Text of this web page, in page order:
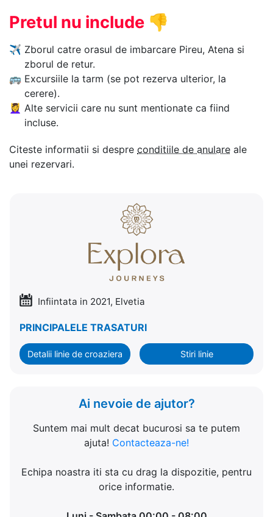
Pretul nu include 👎
✈ Zborul catre orasul de imbarcare Pireu, Atena si
zborul de retur.
🚌 Excursiile la tarm (se pot rezerva ulterior, la
cerere).
💆‍♀️ Alte servicii care nu sunt mentionate ca fiind
incluse.
Citeste informatii si despre conditiile de anulare ale
unei rezervari.
Infiintata in 2021, Elvetia
PRINCIPALELE TRASATURI
Detalii linie de croaziera Stiri linie
Ai nevoie de ajutor?
Suntem mai mult decat bucurosi sa te putem
ajuta! Contacteaza-ne!
Echipa noastra iti sta cu drag la dispozitie, pentru
orice informatie.